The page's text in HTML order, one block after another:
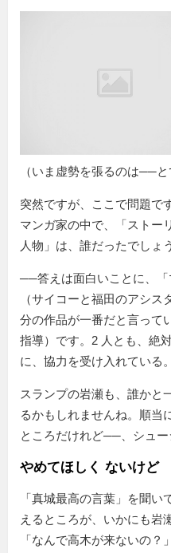
（いま虚勢を張るのは──と
突然ですが、ここで問題で
マンガ家の中で、「ストー
人物」は、誰だったでしょ
──答えは面白いことに、「
（サイコーと福田のアシ
分の作品が一番だと言って
指導）です。2 人とも、絶
に、協力を受け入れている。
スランプの岩瀬も、誰かと
るかもしれませんね。順当
ところだけれど──、シュー
やめてほしく ないけど
「真城最高の言葉」を聞
えるところが、いかにも岩
「なんで高木が来ないの？